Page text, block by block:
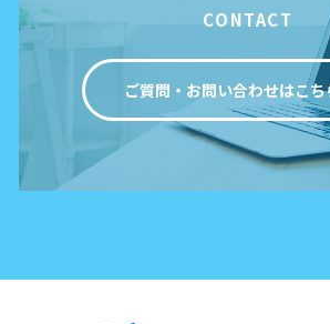
CONTACT
ご質問・お問い合わせはこち